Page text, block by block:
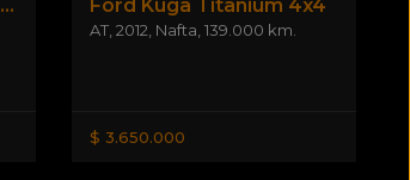
Volkswagen Amarok Highline 4x2 Manual Ford Kuga Titanium 4x4
AT, 2012 Nafta 139.000 km.
$ 3.650.000